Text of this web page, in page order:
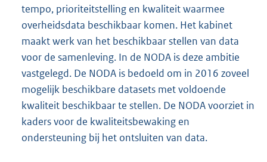
tempo, prioriteitstelling en kwaliteit waarmee
overheidsdata beschikbaar komen. Het kabinet
maakt werk van het beschikbaar stellen van data
voor de samenleving. In de NODA is deze ambitie
vastgelegd. De NODA is bedoeld om in 2016 zoveel
mogelijk beschikbare datasets met voldoende
kwaliteit beschikbaar te stellen. De NODA voorziet in
kaders voor de kwaliteitsbewaking en
ondersteuning bij het ontsluiten van data.